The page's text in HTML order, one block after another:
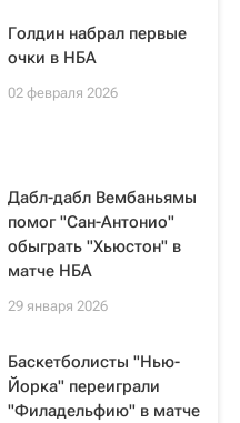
Голдин набрал первые
очки в НБА
02 февраля 2026
Дабл-дабл Вембаньямы
помог "Сан-Антонио"
обыграть "Хьюстон" в
матче НБА
29 января 2026
Баскетболисты "Нью-
Йорка" переиграли
"Филадельфию" в матче